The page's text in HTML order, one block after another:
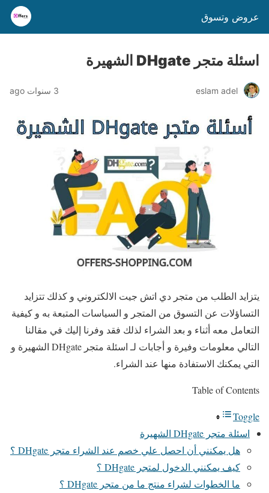
عروض وتسوق
اسئلة متجر DHgate الشهيرة
eslam adel 3 سنوات ago
يتزايد الطلب من متجر دي اتش جيت الالكتروني و كذلك تتزايد
التساؤلات عن التسوق من المتجر و السياسات المتبعة به و كيفية
التعامل معه أثناء و بعد الشراء لذلك فقد وفرنا إليك في مقالنا
التالي معلومات وفيرة و أجابات لـ اسئلة متجر DHgate الشهيرة و
التي يمكنك الاستفادة منها عند الشراء.
Table of Contents
Toggle
اسئلة متجر DHgate الشهيرة
هل يمكنني أن احصل علي خصم عند الشراء متجر DHgate ؟
كيف يمكنني الدخول لمتجر DHgate ؟
ما الخطوات لشراء منتج ما من متجر DHgate ؟